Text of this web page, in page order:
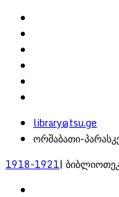
library@tsu.ge
ორშაბათი-
1918-1921|